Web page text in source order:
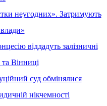
неугодних». Затримують
віддадуть залізничні
Вінниці
суд обмінялися
нікчемності